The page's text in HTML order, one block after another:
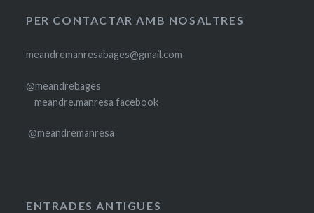
PER CONTACTAR AMB NOSALTRES
meandremanresabages@gmail.com
@meandrebages
meandre.manresa facebook
@meandremanresa
ENTRADES ANTIGUES